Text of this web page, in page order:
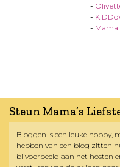
-
-
-
Steun Mama’s
Bloggen is een leuke hobby,
hebben van een blog zitten
bijvoorbeeld aan het hosten